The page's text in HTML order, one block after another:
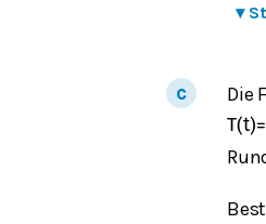
▾
Die
T(t)=